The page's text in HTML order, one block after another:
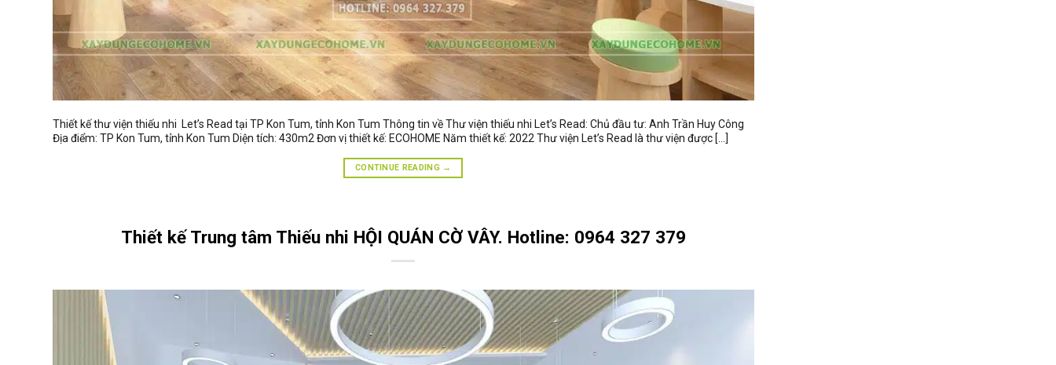
Thiết kế thư viện thiếu nhi Let’s Read tại TP Kon Tum, tỉnh Kon Tum Thông tin về Thư viện thiếu nhi Let’s Read: Chủ đầu tư: Anh Trần Huy Công
Địa điểm: TP Kon Tum, tỉnh Kon Tum Diện tích: 430m2 Đơn vị thiết kế: ECOHOME Năm thiết kế: 2022 Thư viện Let’s Read là thư viện được […]
CONTINUE READING →
Thiết kế Trung tâm Thiếu nhi HỘI QUÁN CỜ VÂY. Hotline: 0964 327 379